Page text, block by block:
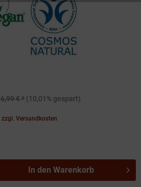
6,99 € * (10,01% gespart)
zzgl. Versandkosten
In den Warenkorb